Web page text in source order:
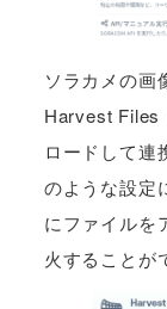
ソラカメの画
Harvest Files
ロードして連
のような設
にファイルを
火することが